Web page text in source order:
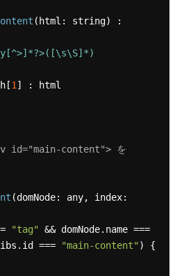
(html: string) :
1 ] : html
(domNode: any, index:
"tag" && domNode. name
===
. id === "main-content" ) {